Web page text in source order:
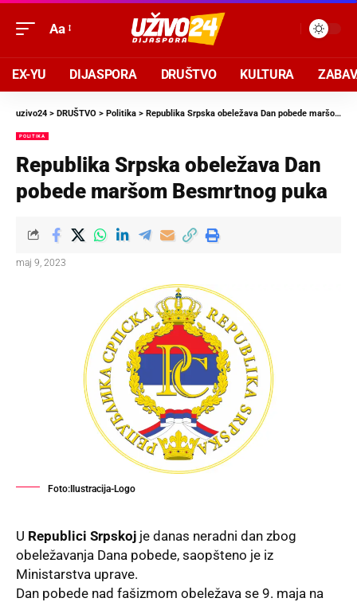
Aa
EX-YU DIJASPORA DRUŠTVO KULTURA
uzivo24 > DRUŠTVO > Politika > Republika Srpska obeležava Dan pobede maršom Besmrtnog puka
POLITIKA
Republika Srpska obeležava Dan
pobede maršom Besmrtnog puka
maj 9, 2023
Foto:Ilustracija-Logo
U Republici Srpskoj je danas neradni dan zbog
obeležavanja Dana pobede, saopšteno je iz
Ministarstva uprave.
Dan pobede nad fašizmom obeležava se 9. maja na